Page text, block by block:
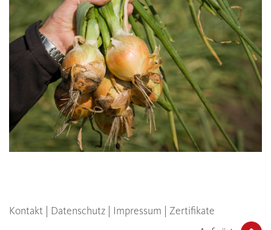
Kontakt Datenschutz Impressum
Zertifikate